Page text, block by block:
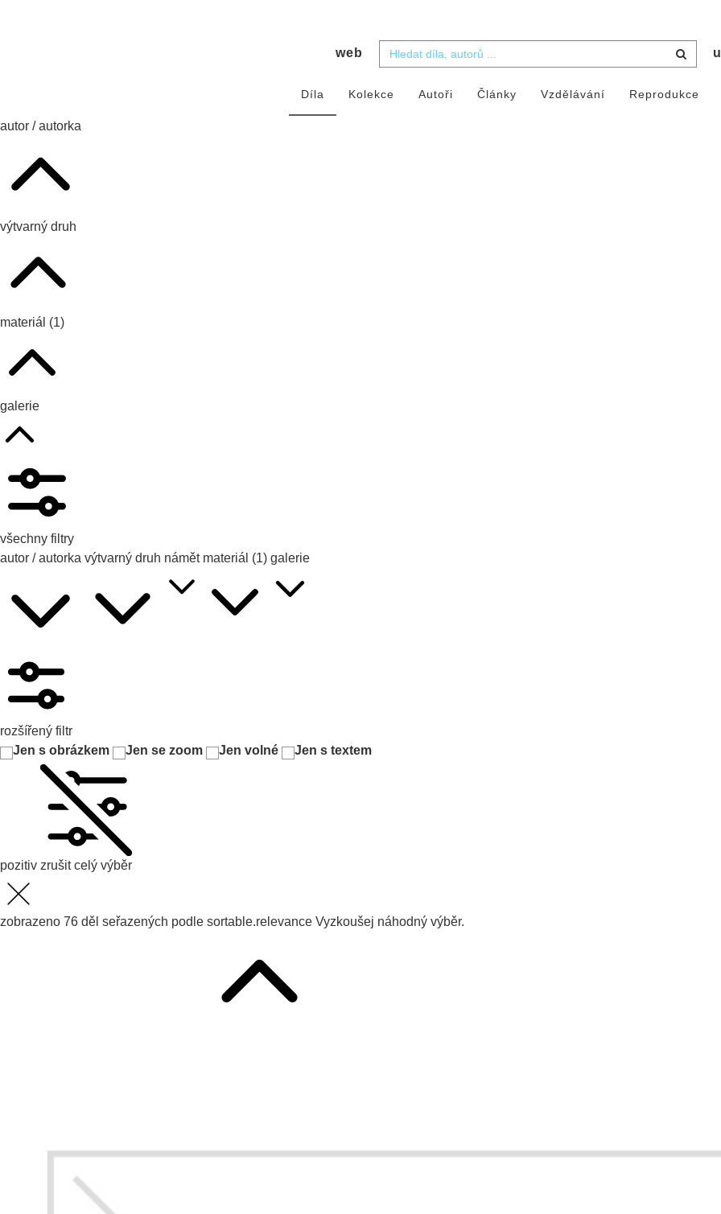
web
Díla Kolekce Autoři Články Vzdělávání Reprodukce
autor / autorka
výtvarný druh
materiál (1)
galerie
všechny filtry
autor / autorka výtvarný druh námět materiál (1) galerie
rozšířený filtr
Jen s obrázkem
Jen se zoom Jen volné Jen s textem
pozitiv zrušit celý výběr
zobrazeno 76 děl seřazených podle sortable.relevance Vyzkoušej náhodný výběr.